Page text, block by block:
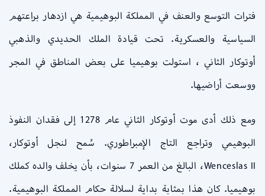
فترات التوسع والعنف في المملكة البوهيمية هي ازدهار براعتهم
السياسية والعسكرية. تحت قيادة الملك الحديدي والذهبي
أوتوكار الثاني ، استولت بوهيميا على بعض المناطق في المجر
ووسعت أراضيها.
ومع ذلك أدى موت أوتوكار الثاني عام 1278 إلى فقدان النفوذ
البوهيمي وتراجع التاج الإمبراطوري. سُمح لنجل أوتوكار،
Wenceslas II، البالغ من العمر 7 سنوات، بأن يخلف والده كملك
بوهيميا. كان هذا بمثابة بداية لسلالة حكام المملكة البوهيمية.